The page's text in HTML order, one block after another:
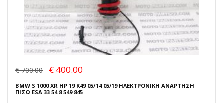
€ 700.00 € 400.00
BMW S 1000 XR HP 19 K49 05/14 05/19 ΗΛΕΚΤΡΟΝΙΚΗ ΑΝΑΡΤΗΣΗ
ΠΙΣΩ ESA 33 54 8 549 845